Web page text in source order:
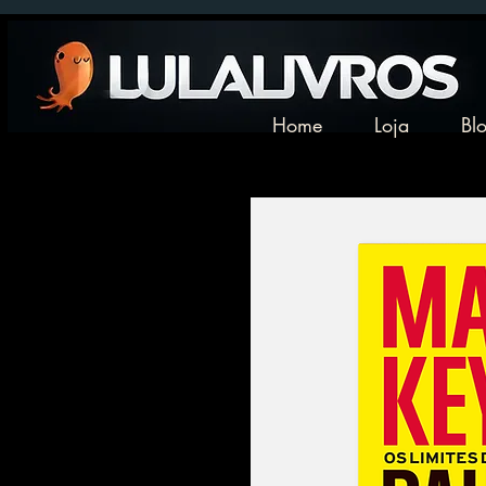
Home Loja